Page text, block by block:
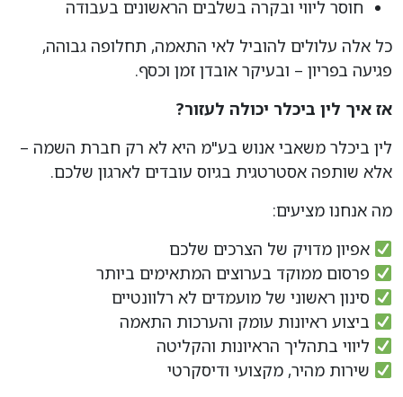
חוסר ליווי ובקרה בשלבים הראשונים בעבודה
כל אלה עלולים להוביל לאי התאמה, תחלופה גבוהה,
פגיעה בפריון – ובעיקר אובדן זמן וכסף.
אז איך לין ביכלר יכולה לעזור?
לין ביכלר משאבי אנוש בע"מ היא לא רק חברת השמה –
אלא שותפה אסטרטגית בגיוס עובדים לארגון שלכם.
מה אנחנו מציעים:
אפיון מדויק של הצרכים שלכם
פרסום ממוקד בערוצים המתאימים ביותר
סינון ראשוני של מועמדים לא רלוונטיים
ביצוע ראיונות עומק והערכות התאמה
ליווי בתהליך הראיונות והקליטה
שירות מהיר, מקצועי ודיסקרטי